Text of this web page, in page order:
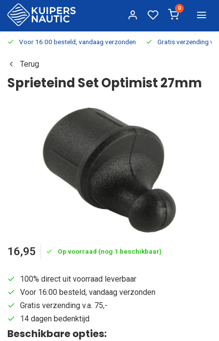
0
Voor 16:00 besteld, vandaag verzonden Gratis verzending
Terug
Sprieteind Set Optimist 27mm
16,95 Op voorraad (nog 1 beschikbaar)
100% direct uit voorraad leverbaar
Voor 16:00 besteld, vandaag verzonden
Gratis verzending v.a. 75,-
14 dagen bedenktijd
Beschikbare opties: